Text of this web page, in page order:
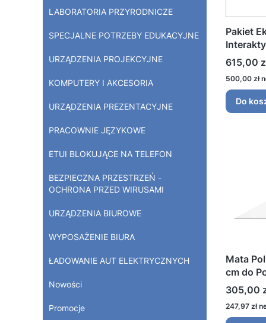
LABORATORIA PRZYRODNICZE
SPECJALNE POTRZEBY EDUKACYJNE
URZĄDZENIA PROJEKCYJNE
KOMPUTERY I AKCESORIA
URZĄDZENIA PREZENTACYJNE
PRACOWNIE JĘZYKOWE
ETUI BLOKUJĄCE NA TELEFON
BEZPIECZNA PRZESTRZEŃ -
OCHRONA PRZED WIRUSAMI
URZĄDZENIA BIUROWE
WYPOSAŻENIE BIURA
ŁADOWANIE AUT ELEKTRYCZNYCH
Nowości
Promocje
Pakiet
Cena
615,00
Cena
500,00 zł
Do
Mata
cm do
FunFloor
Cena
305,00
Cena
247,97 zł